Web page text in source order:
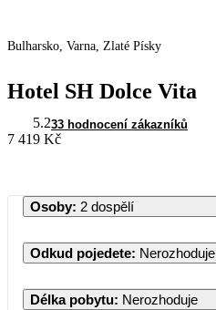
Bulharsko, Varna, Zlaté Písky
Hotel SH Dolce Vita
5.233 hodnocení zákazníků
7 419 Kč
Osoby: 2 dospělí
Odkud pojedete: Nerozhoduje
Délka pobytu: Nerozhoduje